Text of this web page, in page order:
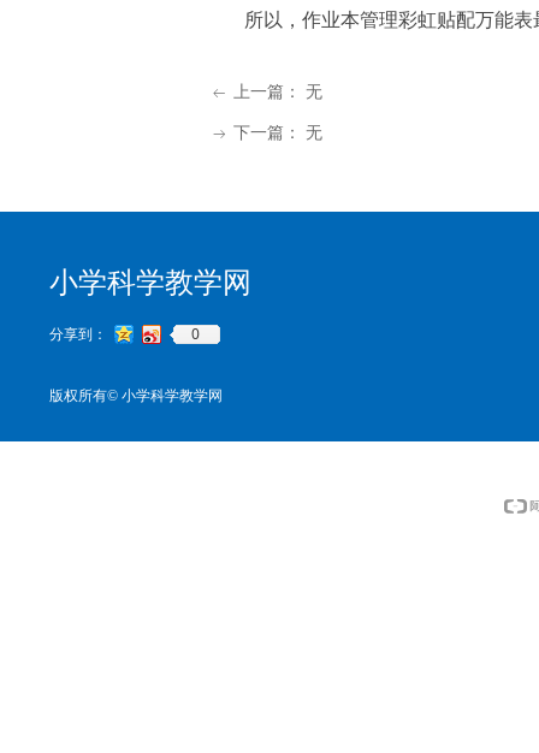
所以，作业本管理彩虹贴配万能
ꂃ 上一篇： 无
ꁹ 下一篇： 无
版权所有© 小学科学教学网
小学科学教学网
分享到： 0